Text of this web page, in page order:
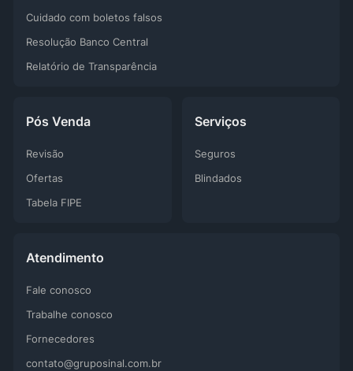
Cuidado com boletos falsos
Resolução Banco Central
Relatório de Transparência
Atendimento
Fale conosco
Trabalhe conosco
Fornecedores
contato@gruposinal.com.br
Serviços
Seguros
Blindados
Pós Venda
Revisão
Ofertas
Tabela FIPE